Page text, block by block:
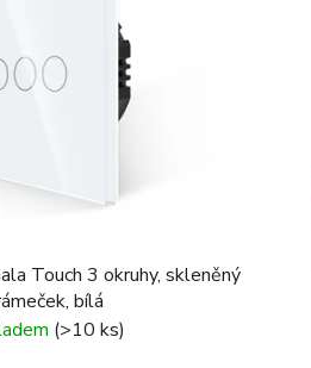
Touch 3 okruhy, skleněný
bílá
(>10 ks)